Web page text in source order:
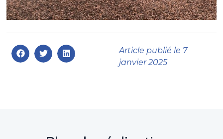
Article publié le 7
janvier 2025